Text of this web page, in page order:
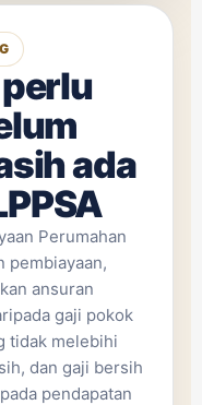
ada
Perumahan
pembiayaan,
ansuran
gaji pokok
tidak melebihi
dan gaji bersih
pendapatan